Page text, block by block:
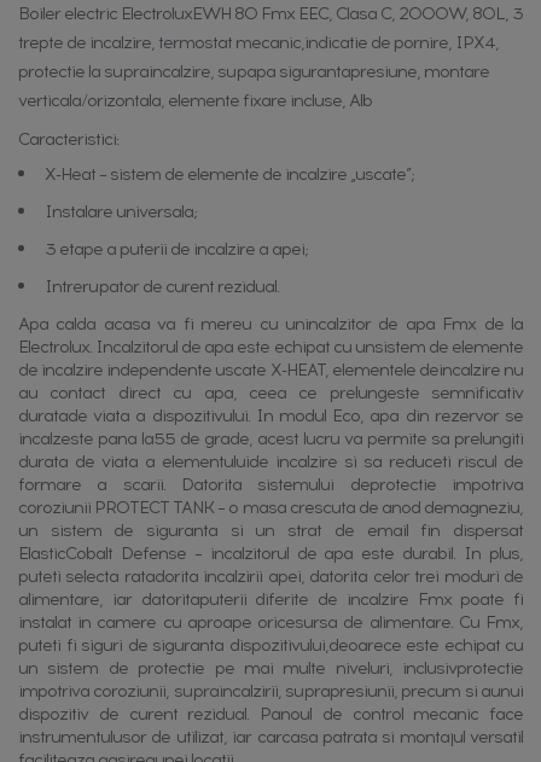
Boiler electric ElectroluxEWH 80 Fmx EEC, Clasa C, 2000W, 80L, 3
trepte de incalzire, termostat mecanic,indicatie de pornire, IPX4,
protectie la supraincalzire, supapa sigurantapresiune, montare
verticala/orizontala, elemente fixare incluse, Alb
Caracteristici:
X-Heat – sistem de elemente de incalzire „uscate”;
Instalare universala;
3 etape a puterii de incalzire a apei;
Intrerupator de curent rezidual.
Apa calda acasa va fi mereu cu unincalzitor de apa Fmx de la
Electrolux. Incalzitorul de apa este echipat cu unsistem de elemente
de incalzire independente uscate X-HEAT, elementele deincalzire nu
au contact direct cu apa, ceea ce prelungeste semnificativ
duratade viata a dispozitivului. In modul Eco, apa din rezervor se
incalzeste pana la55 de grade, acest lucru va permite sa prelungiti
durata de viata a elementuluide incalzire si sa reduceti riscul de
formare a scarii. Datorita sistemului deprotectie impotriva
coroziunii PROTECT TANK – o masa crescuta de anod demagneziu,
un sistem de siguranta si un strat de email fin dispersat
ElasticCobalt Defense – incalzitorul de apa este durabil. In plus,
puteti selecta ratadorita incalzirii apei, datorita celor trei moduri de
alimentare, iar datoritaputerii diferite de incalzire Fmx poate fi
instalat in camere cu aproape oricesursa de alimentare. Cu Fmx,
puteti fi siguri de siguranta dispozitivului,deoarece este echipat cu
un sistem de protectie pe mai multe niveluri, inclusivprotectie
impotriva coroziunii, supraincalzirii, suprapresiunii, precum si aunui
dispozitiv de curent rezidual. Panoul de control mecanic face
instrumentulusor de utilizat, iar carcasa patrata si montajul versatil